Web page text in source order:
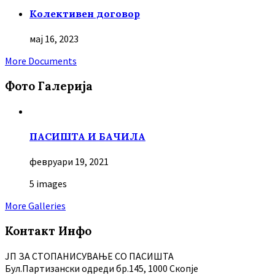
Колективен договор
мај 16, 2023
More Documents
Фото Галерија
ПАСИШТА И БАЧИЛА
февруари 19, 2021
5 images
More Galleries
Контакт Инфо
ЈП ЗА СТОПАНИСУВАЊЕ СО ПАСИШТА
Бул.Партизански oдреди бр.145, 1000 Скопје